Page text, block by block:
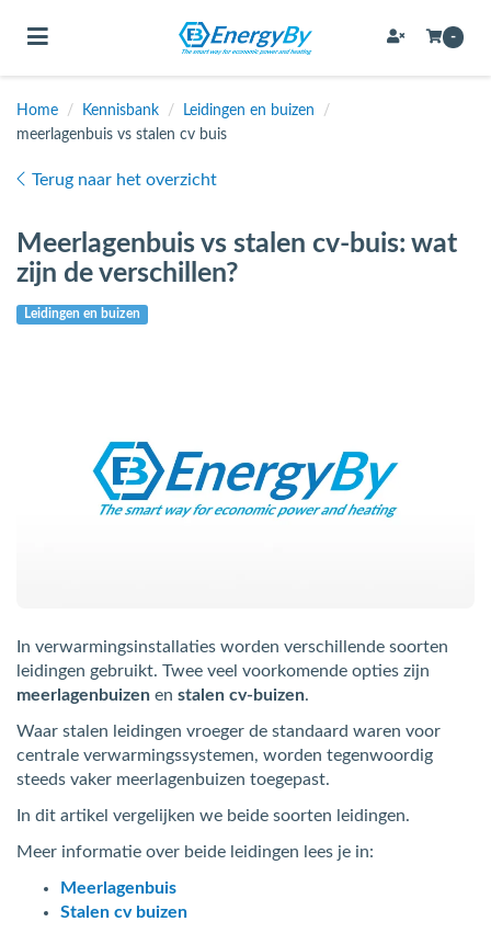
(Bevestigingsmateriaal / schroeven)
(Buffervaten, hygiene boilers & boilervaten)
(Buizen & leidingen)
(Expansievaten)
(Gereedschap)
(Hemelwaterafvoer & riolering)
(Sanitair)
(Zonneboilersets & onderdelen)
Toggle navigation -
Home / Kennisbank / Leidingen en buizen
/
meerlagenbuis vs stalen cv buis
Terug naar het overzicht
Meerlagenbuis vs stalen cv-buis: wat
zijn de verschillen?
Leidingen en buizen
In verwarmingsinstallaties worden verschillende soorten
leidingen gebruikt. Twee veel voorkomende opties zijn
meerlagenbuizen en stalen cv-buizen.
Waar stalen leidingen vroeger de standaard waren voor
centrale verwarmingssystemen, worden tegenwoordig
steeds vaker meerlagenbuizen toegepast.
In dit artikel vergelijken we beide soorten leidingen.
Meer informatie over beide leidingen lees je in:
Meerlagenbuis
Stalen cv buizen